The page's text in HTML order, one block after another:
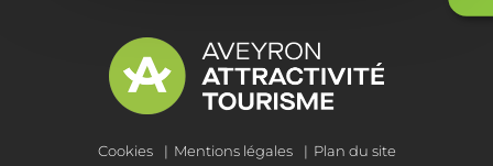
Cookies Mentions légales Plan du site